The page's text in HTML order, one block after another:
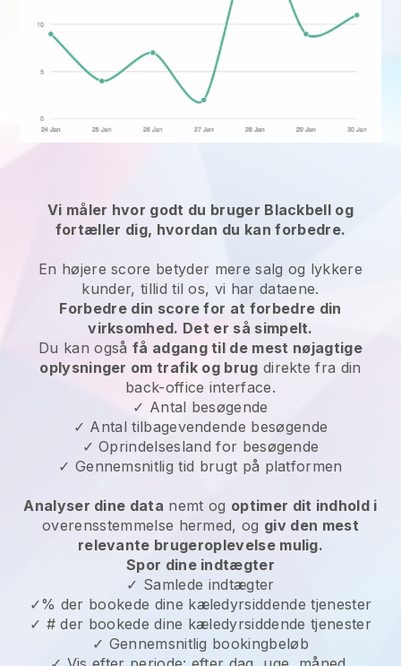
Vi måler hvor godt du bruger Blackbell og
fortæller dig, hvordan du kan forbedre.
En højere score betyder mere salg og lykkere
kunder, tillid til os, vi har dataene.
Forbedre din score for at forbedre din
virksomhed. Det er så simpelt.
Du kan også få adgang til de mest nøjagtige
oplysninger om trafik og brug direkte fra din
back-office interface.
✓ Antal besøgende
✓ Antal tilbagevendende besøgende
✓ Oprindelsesland for besøgende
✓ Gennemsnitlig tid brugt på platformen
Analyser dine data nemt og optimer dit indhold i
overensstemmelse hermed, og giv den mest
relevante brugeroplevelse mulig.
Spor dine indtægter
✓ Samlede indtægter
✓% der bookede dine kæledyrsiddende tjenester
✓ # der bookede dine kæledyrsiddende tjenester
✓ Gennemsnitlig bookingbeløb